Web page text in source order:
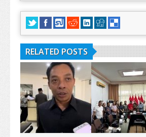
RELATED POSTS